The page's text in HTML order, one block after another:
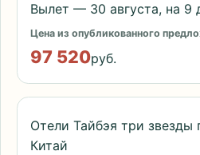
Вылет — 30 августа, на 9
Цена из опубликованного
97 520руб.
Отели Тайбэя три звезды
Китай